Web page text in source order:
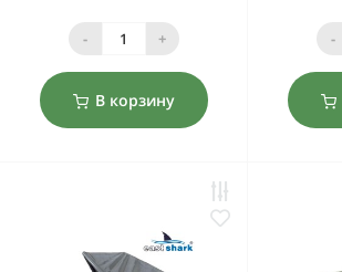
- +
В корзину
-